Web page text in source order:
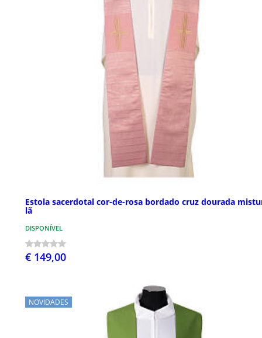
Estola sacerdotal cor-de-rosa bordado cruz dourada
lã
DISPONÍVEL
€ 149,00
NOVIDADES